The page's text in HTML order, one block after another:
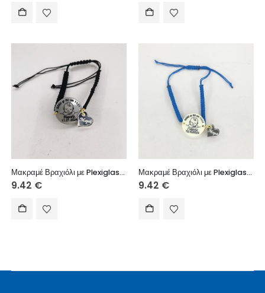
Μακραμέ Βραχιόλι με Plexiglass Στοιχεία Γέννησης & Καρδούλα με Όνομα
9.42 €
Μακραμέ Βραχιόλι με Plexiglass Στοιχεία Γέννησης & Καρδούλα με Όνομα
9.42 €